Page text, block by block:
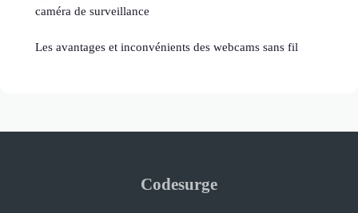
caméra de surveillance
Les avantages et inconvénients des webcams sans fil
Codesurge